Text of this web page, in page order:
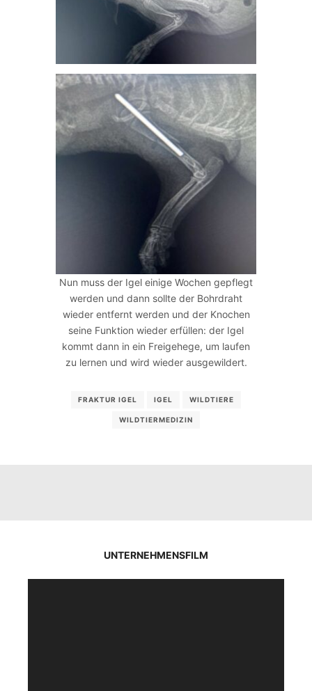
Nun muss der Igel einige Wochen gepflegt
werden und dann sollte der Bohrdraht
wieder entfernt werden und der Knochen
seine Funktion wieder erfüllen: der Igel
kommt dann in ein Freigehege, um laufen
zu lernen und wird wieder ausgewildert.
FRAKTUR IGEL IGEL WILDTIERE
WILDTIERMEDIZIN
UNTERNEHMENSFILM